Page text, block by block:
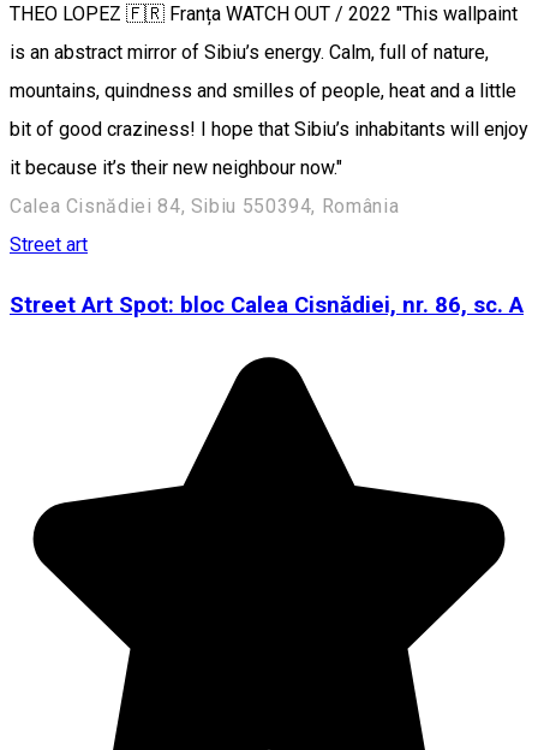
THEO LOPEZ 🇫🇷 Franța WATCH OUT / 2022 "This wallpaint
is an abstract mirror of Sibiu’s energy. Calm, full of nature,
mountains, quindness and smilles of people, heat and a little
bit of good craziness! I hope that Sibiu’s inhabitants will enjoy
it because it’s their new neighbour now."
Calea Cisnădiei 84, Sibiu 550394, România
Street art
Street Art Spot: bloc Calea Cisnădiei, nr. 86, sc. A